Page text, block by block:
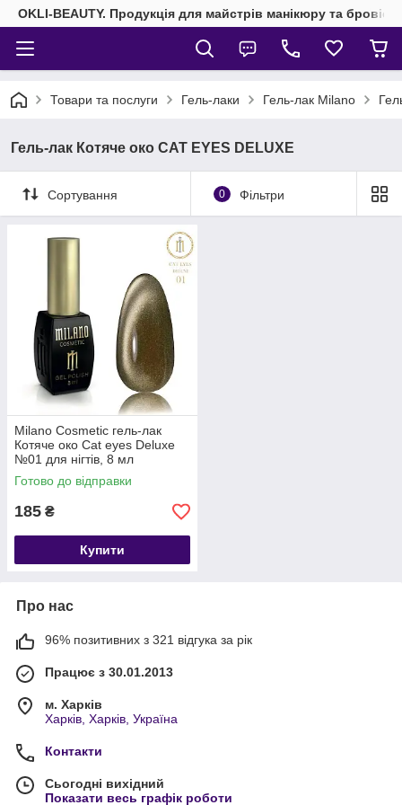
OKLI-BEAUTY. Продукція для майстрів манікюру та
Товари та послуги Гель-лаки Гель-лак Milano
Гель-лак Котяче око CAT EYES DELUXE
Сортування 0 Фільтри
Milano Cosmetic гель-лак
Котяче око Cat eyes Deluxe
№01 для нігтів, 8 мл
Готово до відправки
185 ₴
Купити
Про нас
96% позитивних з 321 відгука за рік
Працює з 30.01.2013
м. Харків
Харків, Харків, Україна
Контакти
Сьогодні вихідний
Показати весь графік роботи